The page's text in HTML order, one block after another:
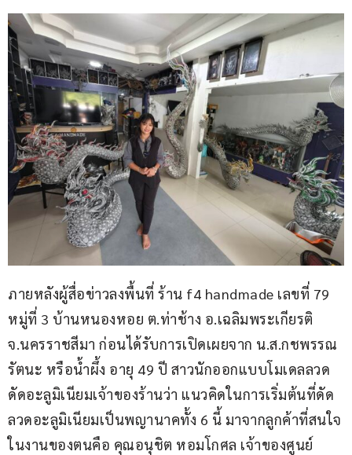
ภายหลังผู้สื่อข่าวลงพื้นที่ ร้าน f4 handmade เลขที่ 79
หมู่ที่ 3 บ้านหนองหอย ต.ท่าช้าง อ.เฉลิมพระเกียรติ
จ.นครราชสีมา ก่อนได้รับการเปิดเผยจาก น.ส.กชพรรณ
รัตนะ หรือน้ำผึ้ง อายุ 49 ปี สาวนักออกแบบโมเดลลวด
ดัดอะลูมิเนียมเจ้าของร้านว่า แนวคิดในการเริ่มต้นที่ดัด
ลวดอะลูมิเนียมเป็นพญานาคทั้ง 6 นี้ มาจากลูกค้าที่สนใจ
ในงานของตนคือ คุณอนุชิต หอมโกศล เจ้าของศูนย์